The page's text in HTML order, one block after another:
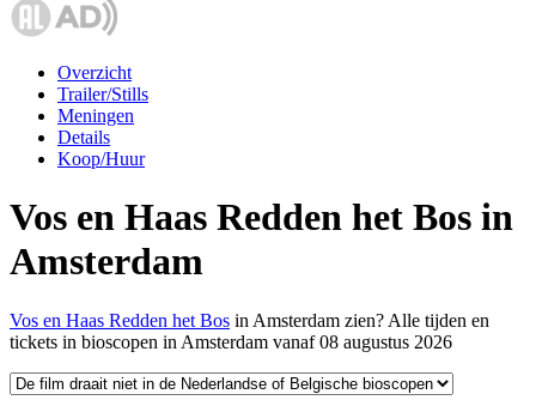
Overzicht
Trailer/Stills
Meningen
Details
Koop/Huur
Vos en Haas Redden het Bos in
Amsterdam
Vos en Haas Redden het Bos in Amsterdam zien? Alle tijden en
tickets in bioscopen in Amsterdam vanaf 08 augustus 2026